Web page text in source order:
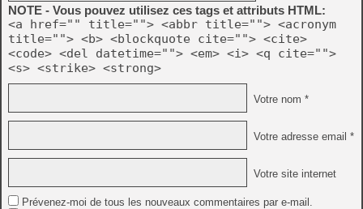
NOTE - Vous pouvez utilisez ces tags et attributs HTML:
<a href="" title=""> <abbr title=""> <acronym
title=""> <b> <blockquote cite=""> <cite>
<code> <del datetime=""> <em> <i> <q cite="">
<s> <strike> <strong>
Votre nom *
Votre adresse email *
Votre site internet
Prévenez-moi de tous les nouveaux commentaires par e-mail.